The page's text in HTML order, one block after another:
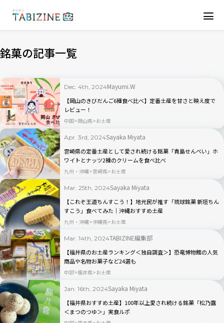
銘菓の記事一覧
Dec. 4th, 2024Mayumi.W
【岡山のきびだんご6種食べ比べ】定番土産を甘さと映え度で
レビュー！
中国 岡山県 お土産
Apr. 3rd, 2024Sayaka Miyata
宮崎県の定番土産として愛され続ける銘菓「青島せんべい」ホ
ワイトとナッツ2種のクリームを食べ比べ
九州・沖縄 宮崎県 お土産
Mar. 25th, 2024Sayaka Miyata
【これぞ王道ちんすこう！】地元民が推す「琉球銘菓 新垣ちん
すこう」食べてみた｜沖縄おすすめ土産
九州・沖縄 沖縄県 お土産
Mar. 14th, 2024TABIZINE編集部
【福井県のお土産ランキング＜独自調査＞】恐竜博物館の人気
商品や名物お菓子など24選も
中部 福井県 お土産
Jan. 16th, 2024Sayaka Miyata
【福井県おすすめ土産】100年以上愛され続ける銘菓「松乃露
＜まつのつゆ＞」実食ルポ